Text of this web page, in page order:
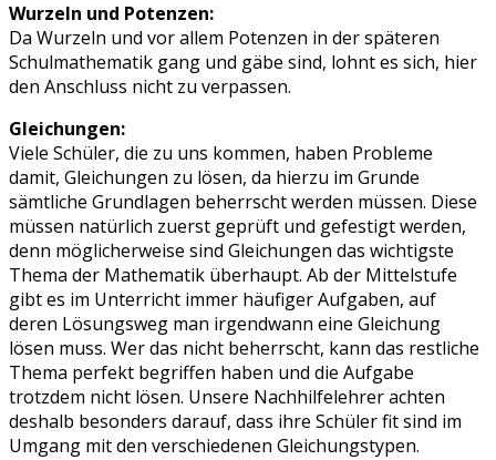
Wurzeln und Potenzen:
Da Wurzeln und vor allem Potenzen in der späteren
Schulmathematik gang und gäbe sind, lohnt es sich, hier
den Anschluss nicht zu verpassen.
Gleichungen:
Viele Schüler, die zu uns kommen, haben Probleme
damit, Gleichungen zu lösen, da hierzu im Grunde
sämtliche Grundlagen beherrscht werden müssen. Diese
müssen natürlich zuerst geprüft und gefestigt werden,
denn möglicherweise sind Gleichungen das wichtigste
Thema der Mathematik überhaupt. Ab der Mittelstufe
gibt es im Unterricht immer häufiger Aufgaben, auf
deren Lösungsweg man irgendwann eine Gleichung
lösen muss. Wer das nicht beherrscht, kann das restliche
Thema perfekt begriffen haben und die Aufgabe
trotzdem nicht lösen. Unsere Nachhilfelehrer achten
deshalb besonders darauf, dass ihre Schüler fit sind im
Umgang mit den verschiedenen Gleichungstypen.